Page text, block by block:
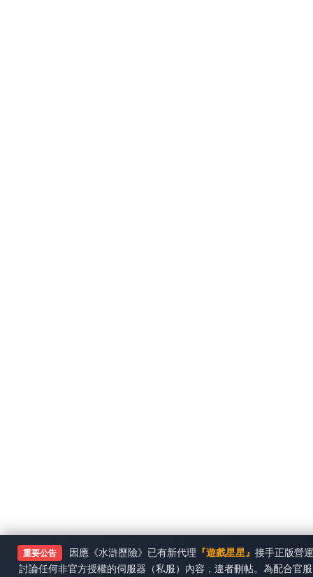
重要公告 因應《水滸歷險》已有新代理 『遊戲星星』 接手正版營
討論任何非官方授權的伺服器（私服）內容，違者刪帖。為配合官